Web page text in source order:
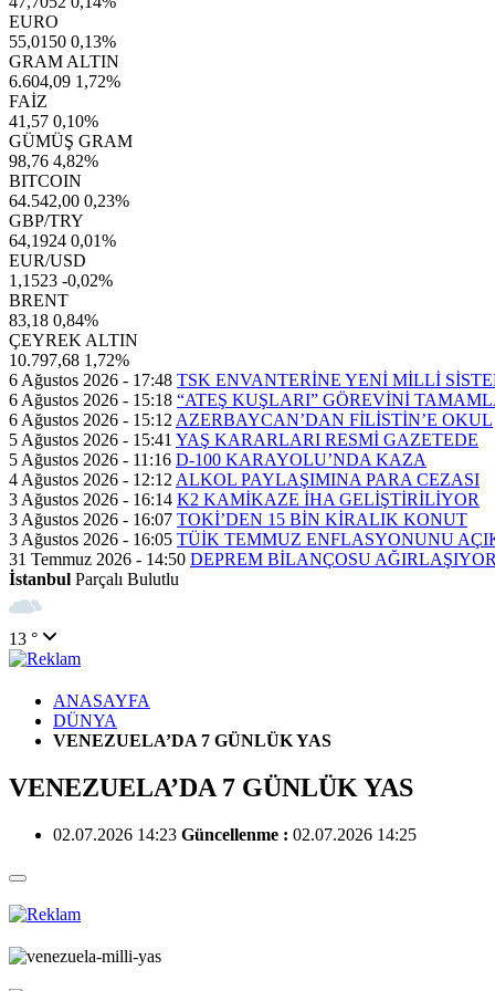
EURO
55,0150 0,13%
GRAM ALTIN
6.604,09 1,72%
FAİZ
41,57 0,10%
GÜMÜŞ GRAM
98,76 4,82%
BITCOIN
64.542,00 0,23%
GBP/TRY
64,1924 0,01%
EUR/USD
1,1523 -0,02%
BRENT
83,18 0,84%
ÇEYREK ALTIN
10.797,68 1,72%
6 Ağustos 2026 - 17:48 TSK ENVANTERİNE YENİ MİLLİ
6 Ağustos 2026 - 15:18 “ATEŞ KUŞLARI” GÖREVİNİ
6 Ağustos 2026 - 15:12 AZERBAYCAN’DAN FİLİSTİN’E OKUL
5 Ağustos 2026 - 15:41 YAŞ KARARLARI RESMİ GAZETEDE
5 Ağustos 2026 - 11:16 D-100 KARAYOLU’NDA KAZA
4 Ağustos 2026 - 12:12 ALKOL PAYLAŞIMINA PARA CEZASI
3 Ağustos 2026 - 16:14 K2 KAMİKAZE İHA GELİŞTİRİLİYOR
3 Ağustos 2026 - 16:07 TOKİ’DEN 15 BİN KİRALIK KONUT
3 Ağustos 2026 - 16:05 TÜİK TEMMUZ ENFLASYONUNU
31 Temmuz 2026 - 14:50 DEPREM BİLANÇOSU AĞIRLAŞIYOR
İstanbul Parçalı Bulutlu
13 °
ANASAYFA
DÜNYA
VENEZUELA’DA 7 GÜNLÜK YAS
VENEZUELA’DA 7 GÜNLÜK YAS
02.07.2026 14:23 Güncellenme : 02.07.2026 14:25